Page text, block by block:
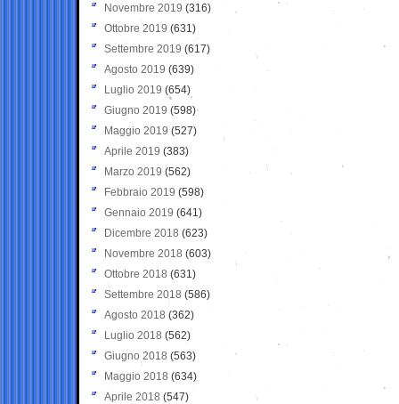
Novembre 2019 (316)
Ottobre 2019 (631)
Settembre 2019 (617)
Agosto 2019 (639)
Luglio 2019 (654)
Giugno 2019 (598)
Maggio 2019 (527)
Aprile 2019 (383)
Marzo 2019 (562)
Febbraio 2019 (598)
Gennaio 2019 (641)
Dicembre 2018 (623)
Novembre 2018 (603)
Ottobre 2018 (631)
Settembre 2018 (586)
Agosto 2018 (362)
Luglio 2018 (562)
Giugno 2018 (563)
Maggio 2018 (634)
Aprile 2018 (547)